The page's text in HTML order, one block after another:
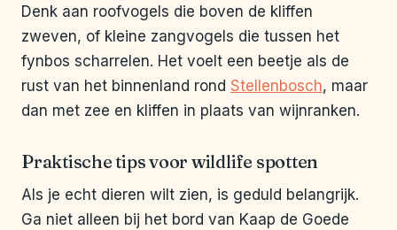
Denk aan roofvogels die boven de kliffen
zweven, of kleine zangvogels die tussen het
fynbos scharrelen. Het voelt een beetje als de
rust van het binnenland rond Stellenbosch, maar
dan met zee en kliffen in plaats van wijnranken.
Praktische tips voor wildlife spotten
Als je echt dieren wilt zien, is geduld belangrijk.
Ga niet alleen bij het bord van Kaap de Goede